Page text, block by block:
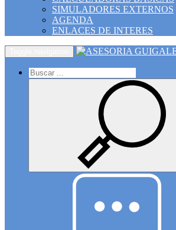
SIMULADORES EXTERNOS
AGENDA
ENLACES DE INTERES